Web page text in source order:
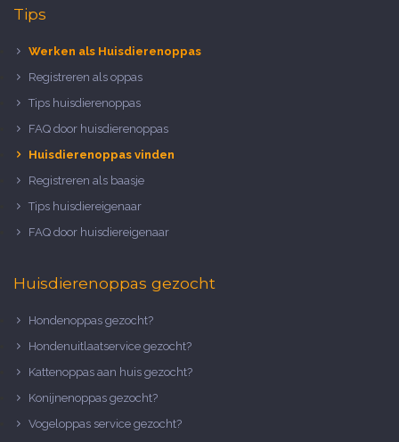
Tips
Werken als Huisdierenoppas
Registreren als oppas
Tips huisdierenoppas
FAQ door huisdierenoppas
Huisdierenoppas vinden
Registreren als baasje
Tips huisdiereigenaar
FAQ door huisdiereigenaar
Huisdierenoppas gezocht
Hondenoppas gezocht?
Hondenuitlaatservice gezocht?
Kattenoppas aan huis gezocht?
Konijnenoppas gezocht?
Vogeloppas service gezocht?